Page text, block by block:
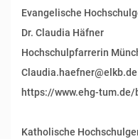
Evangelische
Dr. Claudia Häfner
Hochschulpfarrerin
Claudia.haefner@elkb.de
https://www.ehg-tum.de/
Katholische